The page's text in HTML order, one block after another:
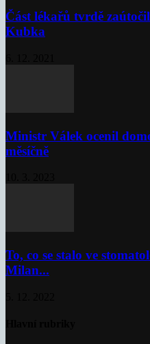
Část lékařů tvrdě
Kubka
Ministr Válek ocenil
měsíčně
To, co se stalo ve
Milan...